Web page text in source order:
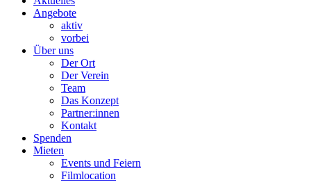
Angebote
aktiv
vorbei
Über uns
Der Ort
Der Verein
Team
Das Konzept
Partner:innen
Kontakt
Spenden
Mieten
Events und Feiern
Filmlocation